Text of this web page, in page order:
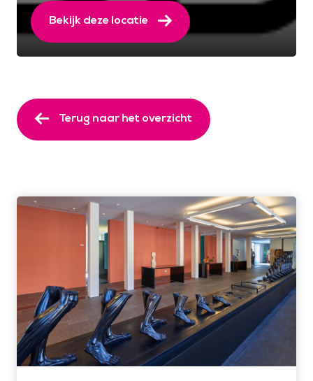
Bekijk deze locatie
Terug naar het overzicht